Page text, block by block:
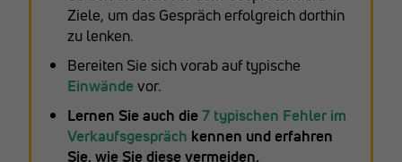
Ziele, um das Gespräch erfolgreich dorthin
zu lenken.
Bereiten Sie sich vorab auf typische
Einwände vor.
Lernen Sie auch die 7 typischen Fehler im
Verkaufsgespräch kennen und erfahren
Sie, wie Sie diese vermeiden.